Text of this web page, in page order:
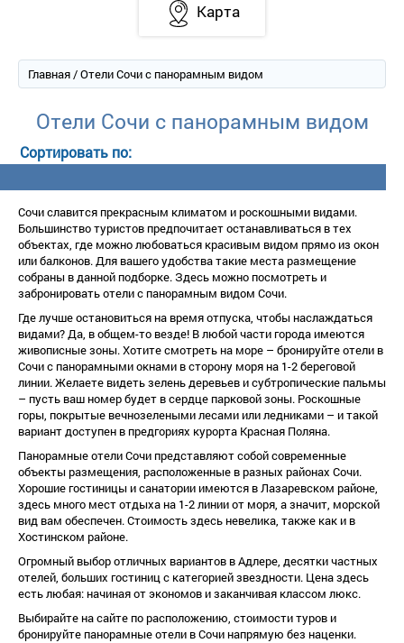
Карта
Главная/ Отели Сочи с панорамным видом
Отели Сочи с панорамным видом
Сочи славится прекрасным климатом и роскошными видами.
Большинство туристов предпочитает останавливаться в тех
объектах, где можно любоваться красивым видом прямо из окон
или балконов. Для вашего удобства такие места размещение
собраны в данной подборке. Здесь можно посмотреть и
забронировать отели с панорамным видом Сочи.
Где лучше остановиться на время отпуска, чтобы наслаждаться
идами? Да, в общем-то везде! В любой части города имеются
живописные зоны. Хотите смотреть на море – бронируйте отели
Сочи с панорамными окнами в сторону моря на 1-2 береговой
линии. Желаете видеть зелень деревьев и субтропические пальмы
– пусть ваш номер будет в сердце парковой зоны. Роскошные
оры, покрытые вечнозелеными лесами или ледниками – и такой
ариант доступен в предгориях курорта Красная Поляна.
Панорамные отели Сочи представляют собой современные
объекты размещения, расположенные в разных районах Сочи.
Хорошие гостиницы и санатории имеются в Лазаревском районе,
здесь много мест отдыха на 1-2 линии от моря, а значит, морской
ид вам обеспечен. Стоимость здесь невелика, также как и
Хостинском районе.
Огромный выбор отличных вариантов в Адлере, десятки частных
отелей, больших гостиниц с категорией звездности. Цена здесь
есть любая: начиная от экономов и заканчивая классом люкс.
Выбирайте на сайте по расположению, стоимости туров и
ронируйте панорамные отели в Сочи напрямую без наценки.